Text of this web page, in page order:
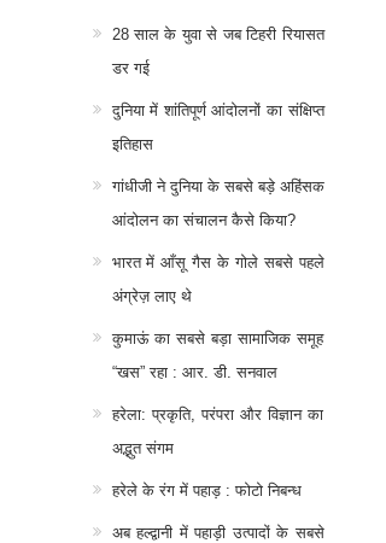
28 साल के युवा से जब टिहरी रियासत
डर गई
दुनिया में शांतिपूर्ण आंदोलनों का संक्षिप्त
इतिहास
गांधीजी ने दुनिया के सबसे बड़े अहिंसक
आंदोलन का संचालन कैसे किया?
भारत में आँसू गैस के गोले सबसे पहले
अंग्रेज़ लाए थे
कुमाऊं का सबसे बड़ा सामाजिक समूह
“खस” रहा : आर. डी. सनवाल
हरेला: प्रकृति, परंपरा और विज्ञान का
अद्भुत संगम
हरेले के रंग में पहाड़ : फोटो निबन्ध
अब हल्द्वानी में पहाड़ी उत्पादों के सबसे